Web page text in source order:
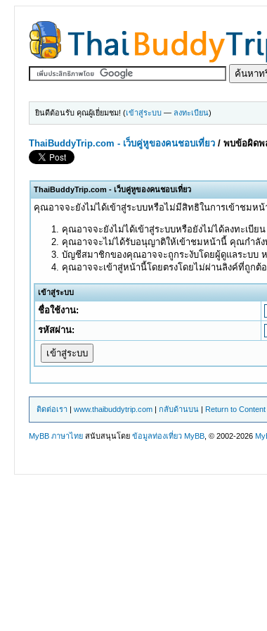
ยินดีต้อนรับ คุณผู้เยี่ยมชม! (เข้าสู่ระบบ — ลงทะเบียน)
ThaiBuddyTrip.com - เว็บคู่หูของคนชอบเที่ยว /พบข้อผิดพ
ThaiBuddyTrip.com - เว็บคู่หูของคนชอบเที่ยว
คุณอาจจะยังไม่ได้เข้าสู่ระบบหรือไม่มีสิทธิในการเข้าชมห
คุณอาจจะยังไม่ได้เข้าสู่ระบบหรือยังไม่ได้ลงทะเบีย
คุณอาจจะไม่ได้รับอนุญาติให้เข้าชมหน้านี้ คุณกำลัง
บัญชีสมาชิกของคุณอาจจะถูกระงับโดยผู้ดูแลระบบ
คุณอาจจะเข้าสู่หน้านี้โดยตรงโดยไม่ผ่านลิงค์ที่ถูกต้
เข้าสู่ระบบ
ชื่อใช้งาน:
รหัสผ่าน:
ติดต่อเรา |www.thaibuddytrip.com |กลับด้านบน | Return to Content
MyBB ภาษาไทย สนับสนุนโดยข้อมูลท่องเที่ยว MyBB , © 2002-2026